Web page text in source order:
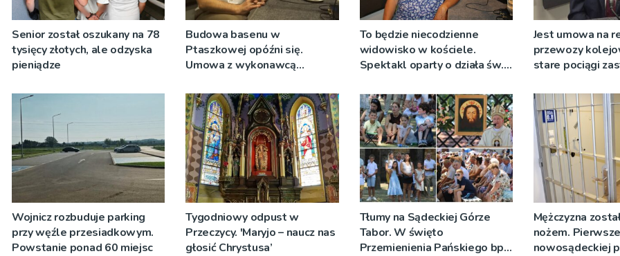
Senior został oszukany na 78
tysięcy złotych, ale odzyska
pieniądze
Budowa basenu w
Ptaszkowej opóźni się.
Umowa z wykonawcą
zostanie podpisana
To będzie niecodzienne
widowisko w kościele.
Spektakl oparty o działa św.
Jest umowa na
przewozy
stare pociągi
Wojnicz rozbuduje parking
przy węźle przesiadkowym.
Powstanie ponad 60 miejsc
Tygodniowy odpust w
Przeczycy. 'Maryjo – naucz nas
głosić Chrystusa’
Tłumy na Sądeckiej Górze
Tabor. W święto
Przemienienia Pańskiego bp
Mężczyzna
nożem.
nowosądeckiej